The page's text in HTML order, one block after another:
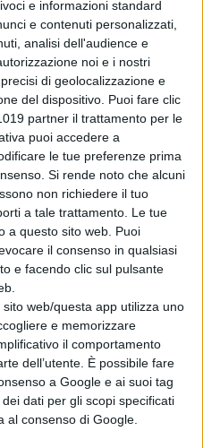
e informazioni standard
e contenuti personalizzati,
analisi dell'audience e
noi e i nostri
di geolocalizzazione e
del dispositivo. Puoi fare clic
partner il trattamento per le
puoi accedere a
le tue preferenze prima
Si rende noto che alcuni
non richiedere il tuo
a tale trattamento. Le tue
a questo sito web. Puoi
il consenso in qualsiasi
e facendo clic sul pulsante
web/questa app utilizza uno
e memorizzare
il comportamento
dell’utente. È possibile fare
a Google e ai suoi tag
dati per gli scopi specificati
al consenso di Google.
Rakuten TV: le
novità di agosto
di La Redazione
Sam Neill apparirà
in The Legend of
Zelda: l’attore
aveva completato
della morte
Lionsgate
prepara il sequel
di Michael: riprese
al via tra fine
2026 e inizio
2027